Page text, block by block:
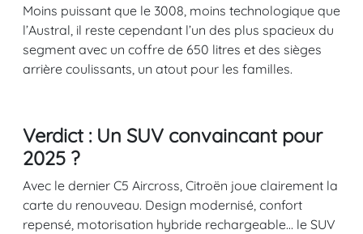
Moins puissant que le 3008, moins technologique que
l’Austral, il reste cependant l’un des plus spacieux du
segment avec un coffre de 650 litres et des sièges
arrière coulissants, un atout pour les familles.
Verdict : Un SUV convaincant pour
2025 ?
Avec le dernier C5 Aircross, Citroën joue clairement la
carte du renouveau. Design modernisé, confort
repensé, motorisation hybride rechargeable… le SUV